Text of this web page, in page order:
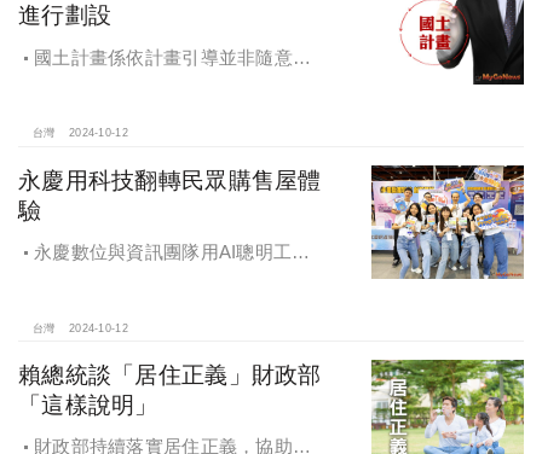
進行劃設
國土計畫係依計畫引導並非隨意亂
台灣 2024-10-12
永慶用科技翻轉民眾購售屋體
驗
永慶數位與資訊團隊用AI聰明工
灣房產科技發展
台灣 2024-10-12
賴總統談「居住正義」財政部
「這樣說明」
財政部持續落實居住正義，協助經